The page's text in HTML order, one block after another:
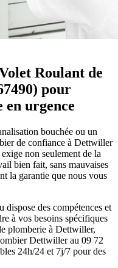
Roulant de
pour
en urgence
bouchée ou un
de confiance à Dettwiller
non seulement de la
bien fait, sans mauvaises
la garantie que nous vous
dispose des compétences et
à vos besoins spécifiques
plomberie à Dettwiller,
Dettwiller au 09 72
24h/24 et 7j/7 pour des